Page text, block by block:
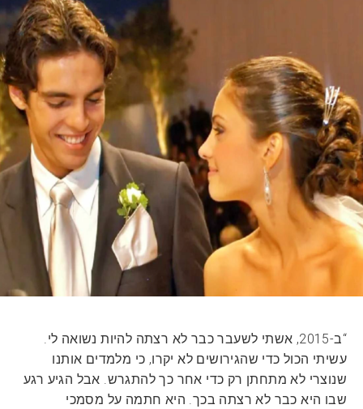
“ב-2015, אשתי לשעבר כבר לא רצתה להיות נשואה לי.
עשיתי הכול כדי שהגירושים לא יקרו, כי מלמדים אותנו
שנוצרי לא מתחתן רק כדי אחר כך להתגרש. אבל הגיע רגע
שבו היא כבר לא רצתה בכך. היא חתמה על מסמכי